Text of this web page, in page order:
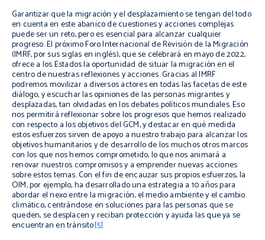
Garantizar que la migración y el desplazamiento se tengan del todo
en cuenta en este abanico de cuestiones y acciones complejas
puede ser un reto, pero es esencial para alcanzar cualquier
progreso. El próximo Foro Internacional de Revisión de la Migración
(IMRF, por sus siglas en inglés), que se celebrará en mayo de 2022,
ofrece a los Estados la oportunidad de situar la migración en el
centro de nuestras reflexiones y acciones. Gracias al IMRF
podremos movilizar a diversos actores en todas las facetas de este
diálogo, y escuchar las opiniones de las personas migrantes y
desplazadas, tan olvidadas en los debates políticos mundiales. Eso
nos permitirá reflexionar sobre los progresos que hemos realizado
con respecto a los objetivos del GCM, y destacar en qué medida
estos esfuerzos sirven de apoyo a nuestro trabajo para alcanzar los
objetivos humanitarios y de desarrollo de los muchos otros marcos
con los que nos hemos comprometido, lo que nos animará a
renovar nuestros compromisos y a emprender nuevas acciones
sobre estos temas. Con el fin de encauzar sus propios esfuerzos, la
OIM, por ejemplo, ha desarrollado una estrategia a 10 años para
abordar el nexo entre la migración, el medio ambiente y el cambio
climático, centrándose en soluciones para las personas que se
queden, se desplacen y reciban protección y ayuda las que ya se
encuentran en tránsito[5].